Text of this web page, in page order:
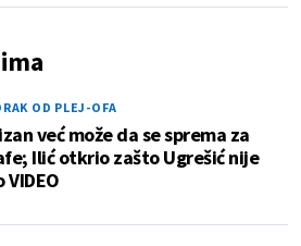
OD PLEJ-OFA
već može da se sprema za
Ilić otkrio zašto Ugrešić nije
VIDEO